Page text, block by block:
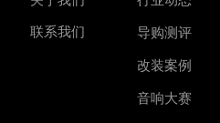
联系我们 导购测评
改装案例
音响大赛